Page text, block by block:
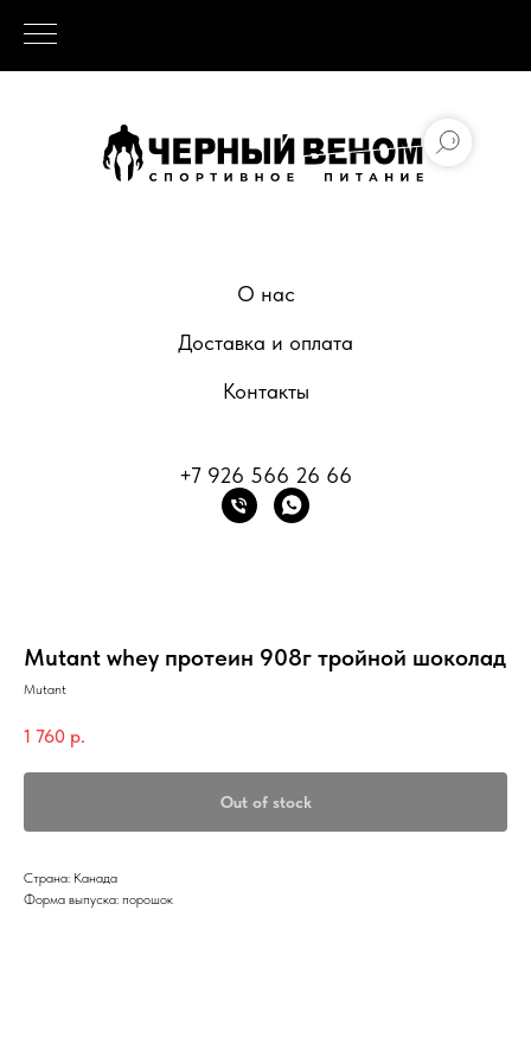
О нас
Доставка и оплата
Контакты
+7 926 566 26 66
Mutant whey протеин 908г тройной шоколад
Mutant
1 760 р.
Out of stock
Страна: Канада
Форма выпуска: порошок